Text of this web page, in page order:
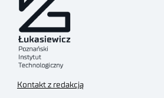
Kontakt z redakcją